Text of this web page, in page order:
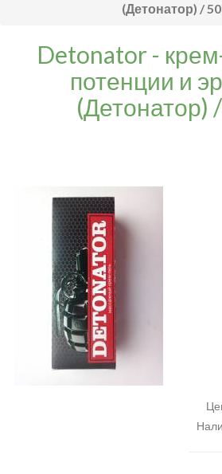
(Детонатор) /
Detonator -
потенции и
(Детонатор)